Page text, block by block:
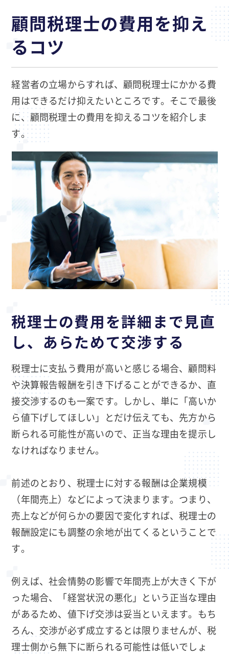
顧問税理士の費用を抑え
るコツ
経営者の立場からすれば、顧問税理士にかかる費
用はできるだけ抑えたいところです。そこで最後
に、顧問税理士の費用を抑えるコツを紹介しま
す。
税理士の費用を詳細まで見直
し、あらためて交渉する
税理士に支払う費用が高いと感じる場合、顧問料
や決算報告報酬を引き下げることができるか、直
接交渉するのも一案です。しかし、単に「高いか
ら値下げしてほしい」とだけ伝えても、先方から
断られる可能性が高いので、正当な理由を提示し
なければなりません。
前述のとおり、税理士に対する報酬は企業規模
（年間売上）などによって決まります。つまり、
売上などが何らかの要因で変化すれば、税理士の
報酬設定にも調整の余地が出てくるということで
す。
例えば、社会情勢の影響で年間売上が大きく下が
った場合、「経営状況の悪化」という正当な理由
があるため、値下げ交渉は妥当といえます。もち
ろん、交渉が必ず成立するとは限りませんが、税
理士側から無下に断られる可能性は低いでしょ